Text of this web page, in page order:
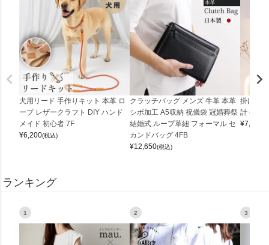
犬用リード 手作りキット 本革 ロ
ープ レザークラフト DIY ハンド
メイド 初心者 7F
¥6,200(税込)
クラッチバッグ メンズ 牛革 本革
シボ加工 A5収納 祝儀袋 冠婚葬祭
結婚式 ループ革紐 フォーマル セ
カンドバッグ 4FB
¥12,650(税込)
掛け時
計
¥7,150
ランキング
1 2 3